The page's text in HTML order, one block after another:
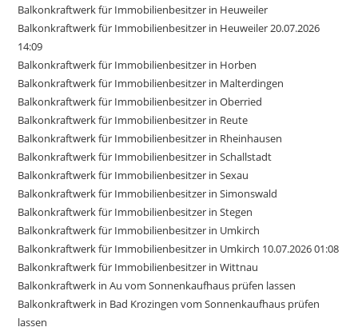
Balkonkraftwerk für Immobilienbesitzer in Heuweiler
Balkonkraftwerk für Immobilienbesitzer in Heuweiler 20.07.2026
14:09
Balkonkraftwerk für Immobilienbesitzer in Horben
Balkonkraftwerk für Immobilienbesitzer in Malterdingen
Balkonkraftwerk für Immobilienbesitzer in Oberried
Balkonkraftwerk für Immobilienbesitzer in Reute
Balkonkraftwerk für Immobilienbesitzer in Rheinhausen
Balkonkraftwerk für Immobilienbesitzer in Schallstadt
Balkonkraftwerk für Immobilienbesitzer in Sexau
Balkonkraftwerk für Immobilienbesitzer in Simonswald
Balkonkraftwerk für Immobilienbesitzer in Stegen
Balkonkraftwerk für Immobilienbesitzer in Umkirch
Balkonkraftwerk für Immobilienbesitzer in Umkirch 10.07.2026 01:08
Balkonkraftwerk für Immobilienbesitzer in Wittnau
Balkonkraftwerk in Au vom Sonnenkaufhaus prüfen lassen
Balkonkraftwerk in Bad Krozingen vom Sonnenkaufhaus prüfen
lassen